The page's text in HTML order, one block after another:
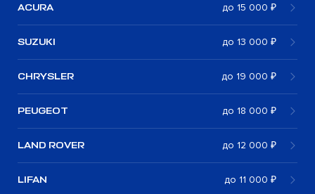
ACURA до 15 000 ₽
SUZUKI до 13 000 ₽
CHRYSLER до 19 000 ₽
PEUGEOT до 18 000 ₽
LAND ROVER до 12 000 ₽
LIFAN до 11 000 ₽